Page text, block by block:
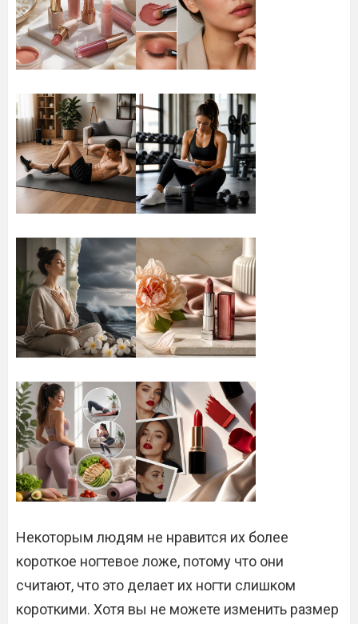
Некоторым людям не нравится их более
короткое ногтевое ложе, потому что они
считают, что это делает их ногти слишком
короткими. Хотя вы не можете изменить размер